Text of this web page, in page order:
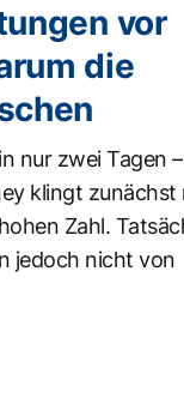
vor
die
nur zwei Tagen
klingt zunächst
Zahl.
jedoch nicht von